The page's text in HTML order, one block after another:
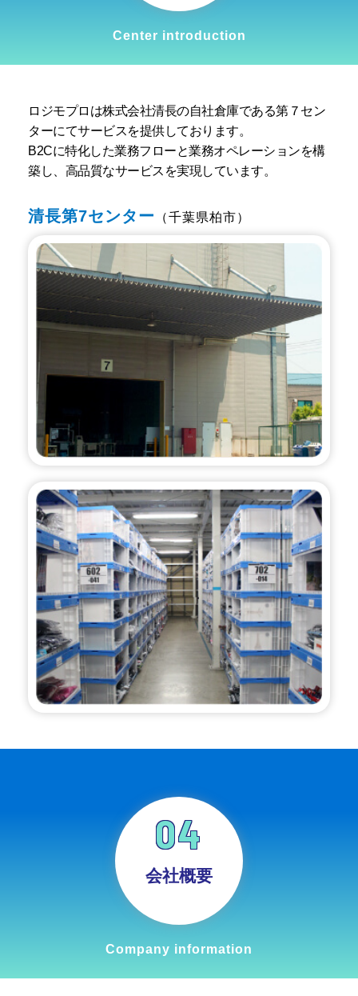
Center introduction
ロジモプロは株式会社清長の自社倉庫である第７セン
ターにてサービスを提供しております。
B2Cに特化した業務フローと業務オペレーションを構
築し、高品質なサービスを実現しています。
清長第7センター （千葉県柏市）
04
会社概要
Company information